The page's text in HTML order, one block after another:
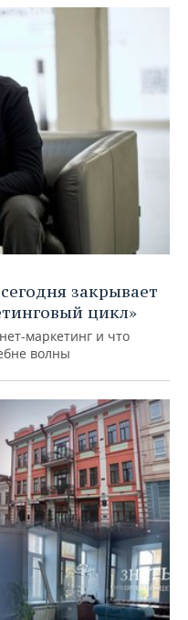
закрывает
цикл»
маркетинг и что
волны